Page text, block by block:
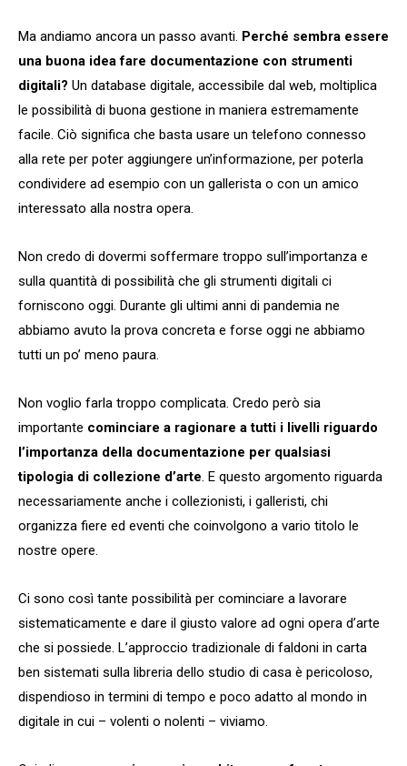
Ma andiamo ancora un passo avanti. Perché sembra essere
una buona idea fare documentazione con strumenti
digitali? Un database digitale, accessibile dal web, moltiplica
le possibilità di buona gestione in maniera estremamente
facile. Ciò significa che basta usare un telefono connesso
alla rete per poter aggiungere un’informazione, per poterla
condividere ad esempio con un gallerista o con un amico
interessato alla nostra opera.
Non credo di dovermi soffermare troppo sull’importanza e
sulla quantità di possibilità che gli strumenti digitali ci
forniscono oggi. Durante gli ultimi anni di pandemia ne
abbiamo avuto la prova concreta e forse oggi ne abbiamo
tutti un po’ meno paura.
Non voglio farla troppo complicata. Credo però sia
importante cominciare a ragionare a tutti i livelli riguardo
l’importanza della documentazione per qualsiasi
tipologia di collezione d’arte. E questo argomento riguarda
necessariamente anche i collezionisti, i galleristi, chi
organizza fiere ed eventi che coinvolgono a vario titolo le
nostre opere.
Ci sono così tante possibilità per cominciare a lavorare
sistematicamente e dare il giusto valore ad ogni opera d’arte
che si possiede. L’approccio tradizionale di faldoni in carta
ben sistemati sulla libreria dello studio di casa è pericoloso,
dispendioso in termini di tempo e poco adatto al mondo in
digitale in cui – volenti o nolenti – viviamo.